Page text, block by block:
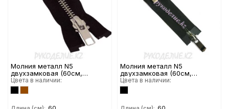
Молния металл N5
двухзамковая (60см,
Никель) YKK
Цвета в наличии:
Молния металл N5
двухзамковая (60см,
Темный никель глянец) YKK
Цвета в наличии: